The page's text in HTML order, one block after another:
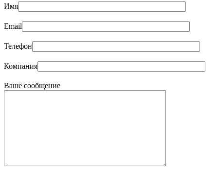
Имя
Email
Телефон
Компания
Ваше сообщение